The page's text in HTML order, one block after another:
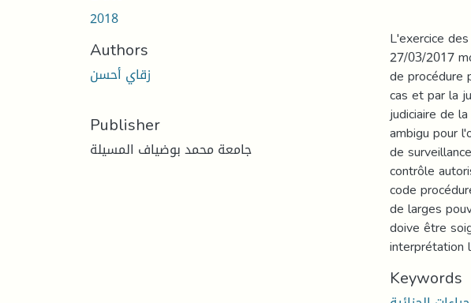
2018
Authors
زقاي أحسن
Publisher
جامعة محمد بوضياف المسيلة
L'exercice
27/03/2017
de procédure
cas et par la
judiciaire de
ambigu pour
de
contrôle
code
de larges
doive être
interprétation
Keywords